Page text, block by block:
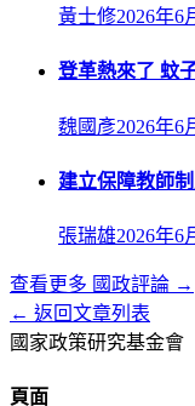
黃士修2026年6
登革熱來了 蚊
魏國彥2026年6
建立保障教師
張瑞雄2026年6
查看更多 國政評論 →
← 返回文章列表
國家政策研究基金會
頁面